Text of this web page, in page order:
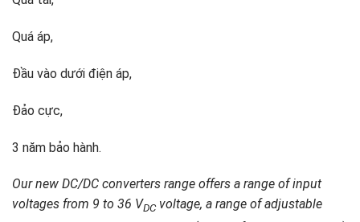
Quá áp,
Đầu vào dưới điện áp,
Đảo cực,
3 năm bảo hành.
Our new DC/DC converters range offers a range of input
voltages from 9 to 36 VDCvoltage, a range of adjustable